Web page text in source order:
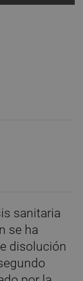
sanitaria
se ha
disolución